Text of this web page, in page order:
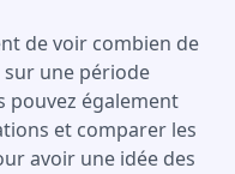
de voir combien de
une période
pouvez également
et comparer les
avoir une idée des